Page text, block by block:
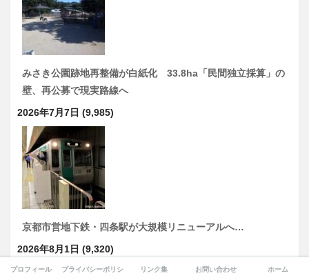
みさき公園跡地再整備が白紙化 33.8ha「民間独立採算」の
壁、再公募で現実路線へ
2026年7月7日 (9,985)
京都市営地下鉄・四条駅が大規模リニューアルへ…
2026年8月1日 (9,320)
プロフィール プライバシーポリシー リンク集 お問い合わせ ホーム